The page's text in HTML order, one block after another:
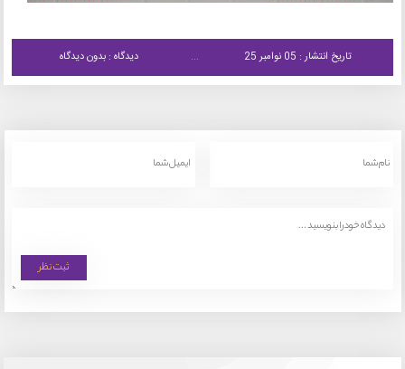
تاریخ انتشار : 05 نوامبر 25 دیدگاه : بدون دیدگاه